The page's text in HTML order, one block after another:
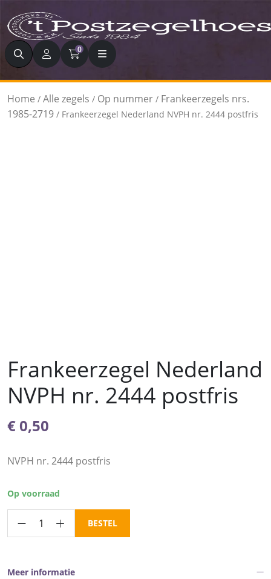
Zoeken 0
Home / Alle zegels / Op nummer / Frankeerzegels nrs.
1985-2719 / Frankeerzegel Nederland NVPH nr. 2444 postfris
Frankeerzegel Nederland
NVPH nr. 2444 postfris
€ 0,50
NVPH nr. 2444 postfris
Op voorraad
Frankeerzegel
Nederland
nr.
BESTEL
Meer informatie